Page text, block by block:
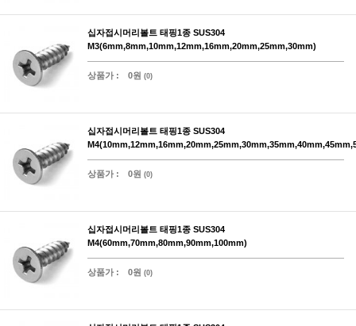
십자접시머리볼트 태핑1종 SUS304
M3(6mm,8mm,10mm,12mm,16mm,20mm,25mm,30mm)
상품가 : 0원 (0)
십자접시머리볼트 태핑1종 SUS304
상품가 : 0원 (0)
십자접시머리볼트 태핑1종 SUS304
M4(60mm,70mm,80mm,90mm,100mm)
상품가 : 0원 (0)